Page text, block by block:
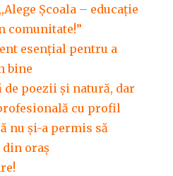
Școala – educație
comunitate!”
esenţial pentru a
bine
de poezii și natură, dar
cu profil
nu și-a permis să
din oraș